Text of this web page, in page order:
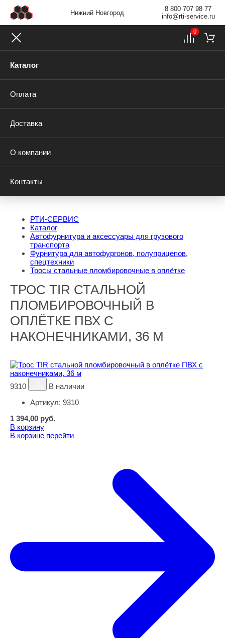
Нижний Новгород
8 800 707 98 77
info@rti-service.ru
Каталог
Оплата
Доставка
О компании
Контакты
0
РТИ-СЕРВИС
Каталог
Автофурнитура и аксессуары для грузового
транспорта
Фурнитура для автофургонов, полуприцепов,
спецтехники
Тросы стальные пломбировочные в оплётке
ТРОС TIR СТАЛЬНОЙ
ПЛОМБИРОВОЧНЫЙ В
ОПЛЁТКЕ ПВХ С
НАКОНЕЧНИКАМИ, 36 М
9310
В наличии
Артикул: 9310
1 394,00 руб.
В корзину
В корзине перейти